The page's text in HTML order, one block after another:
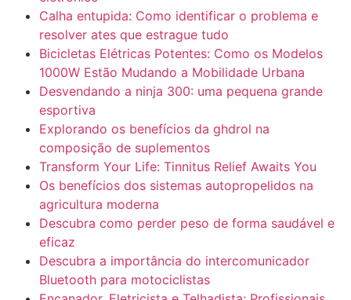
Calha entupida: Como identificar o problema e
resolver ates que estrague tudo
Bicicletas Elétricas Potentes: Como os Modelos
1000W Estão Mudando a Mobilidade Urbana
Desvendando a ninja 300: uma pequena grande
esportiva
Explorando os benefícios da ghdrol na
composição de suplementos
Transform Your Life: Tinnitus Relief Awaits You
Os benefícios dos sistemas autopropelidos na
agricultura moderna
Descubra como perder peso de forma saudável e
eficaz
Descubra a importância do intercomunicador
Bluetooth para motociclistas